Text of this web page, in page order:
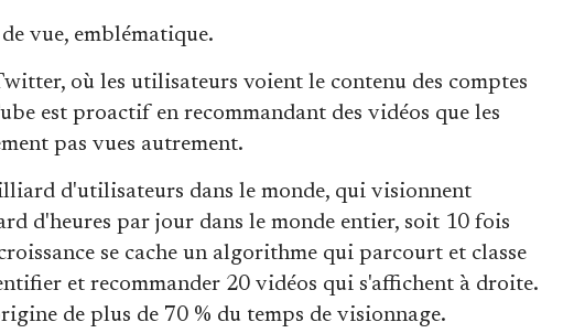
vue, emblématique.
où les utilisateurs voient le contenu des comptes
est proactif en recommandant des vidéos que les
pas vues autrement.
d'utilisateurs dans le monde, qui visionnent
d'heures par jour dans le monde entier, soit 10 fois
se cache un algorithme qui parcourt et classe
et recommander 20 vidéos qui s'affichent à droite.
de plus de 70 % du temps de visionnage.